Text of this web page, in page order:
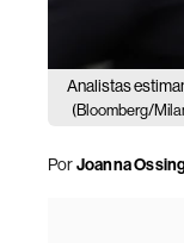
Analistas
(Bloomberg/
PorJoanna